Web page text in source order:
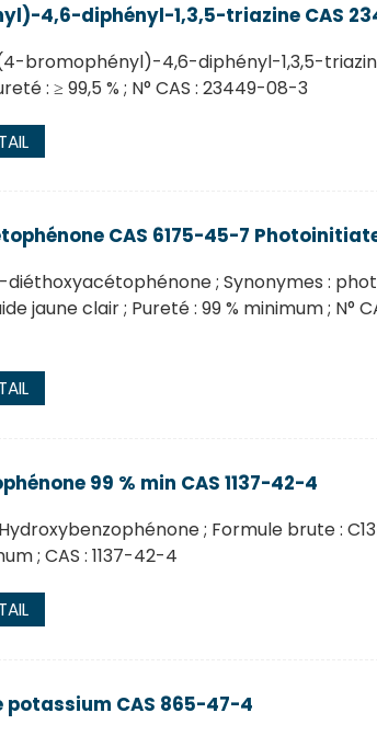
4,6-diphényl-1,3,5-triazine CAS
bromophényl)-4,6-diphényl-1,3,5-
: ≥ 99,5 % ; N° CAS : 23449-08-3
CAS 6175-45-7
diéthoxyacétophénone ; Synonymes :
jaune clair ; Pureté : 99 % minimum ; N°
99 % min CAS 1137-42-4
; Formule brute :
; CAS : 1137-42-4
CAS 865-47-4